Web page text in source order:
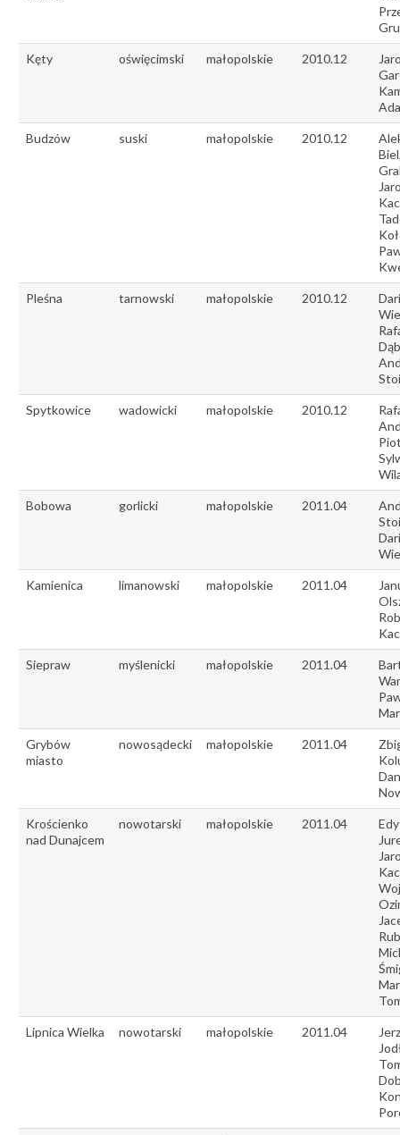
Kęty oświęcimski małopolskie 2010.12
Budzów suski małopolskie 2010.12
Pleśna tarnowski małopolskie 2010.12
Spytkowice wadowicki małopolskie 2010.12
Bobowa gorlicki małopolskie 2011.04
Kamienica limanowski małopolskie 2011.04
Siepraw myślenicki małopolskie 2011.04
Grybów
miasto
nowosądecki małopolskie 2011.04
Krościenko
nad Dunajcem
nowotarski małopolskie 2011.04
Lipnica Wielka nowotarski małopolskie 2011.04